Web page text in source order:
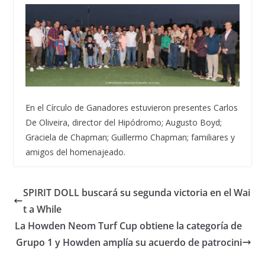
En el Círculo de Ganadores estuvieron presentes Carlos
De Oliveira, director del Hipódromo; Augusto Boyd;
Graciela de Chapman; Guillermo Chapman; familiares y
amigos del homenajeado.
SPIRIT DOLL buscará su segunda victoria en el Wai
t a While
La Howden Neom Turf Cup obtiene la categoría de
Grupo 1 y Howden amplía su acuerdo de patrocini